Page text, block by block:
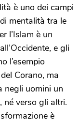
è uno dei campi
mentalità tra le
l’Islam è un
e gli
l’esempio
Corano, ma
negli uomini un
né verso gli altri.
è